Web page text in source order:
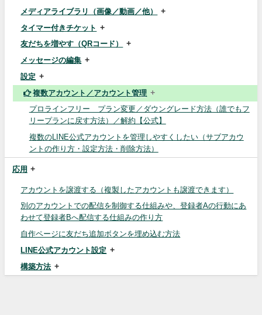
メディアライブラリ（画像／動画／他）
タイマー付きチケット
友だちを増やす（QRコード）
メッセージの編集
設定
複数アカウント／アカウント管理
プロラインフリー プラン変更／ダウングレード方法（誰でもフ
リープランに戻す方法）／解約【公式】
複数のLINE公式アカウントを管理しやすくしたい（サブアカウ
ントの作り方・設定方法・削除方法）
応用
アカウントを譲渡する（複製したアカウントも譲渡できます）
別のアカウントでの配信を制御する仕組みや、登録者Aの行動にあ
わせて登録者Bへ配信する仕組みの作り方
自作ページに友だち追加ボタンを埋め込む方法
LINE公式アカウント設定
構築方法